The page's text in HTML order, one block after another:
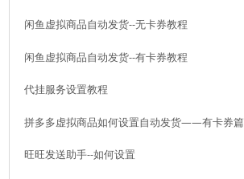
闲鱼虚拟商品自动发货--无卡券教程
闲鱼虚拟商品自动发货--有卡券教程
代挂服务设置教程
拼多多虚拟商品如何设置自动发货——有卡券篇
旺旺发送助手--如何设置